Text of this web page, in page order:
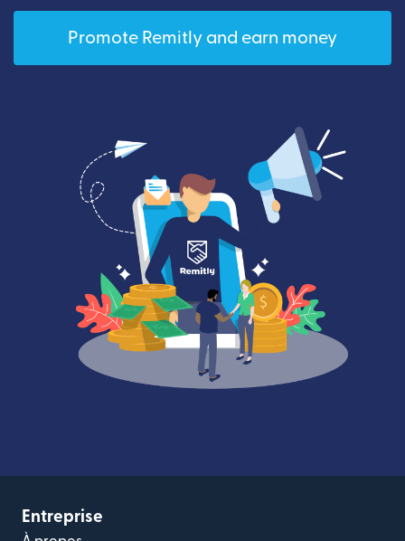
Promote Remitly and earn money
Entreprise